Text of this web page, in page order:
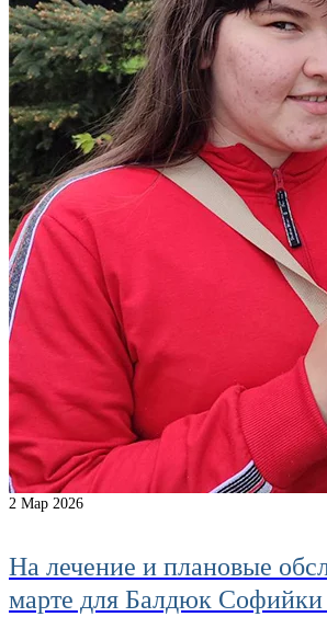
2 Мар 2026
На лечение и плановые
марте для Балдюк